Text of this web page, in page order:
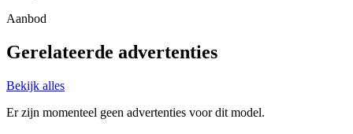
Aanbod
Gerelateerde advertenties
Bekijk alles
Er zijn momenteel geen advertenties voor dit model.